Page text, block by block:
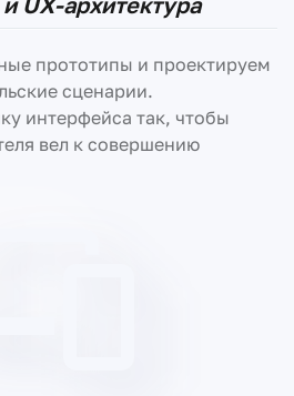
прототипы и проектируем
сценарии.
интерфейса так, чтобы
вел к совершению